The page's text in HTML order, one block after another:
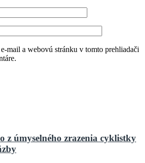
mail a webovú stránku v tomto prehliadači
z úmyselného zrazenia cyklistky